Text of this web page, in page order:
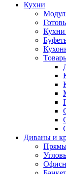
Кухни
Кухни
Диваны и